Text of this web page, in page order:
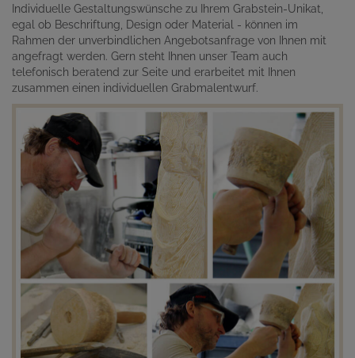
Individuelle Gestaltungswünsche zu Ihrem Grabstein-Unikat,
egal ob Beschriftung, Design oder Material - können im
Rahmen der unverbindlichen Angebotsanfrage von Ihnen mit
angefragt werden. Gern steht Ihnen unser Team auch
telefonisch beratend zur Seite und erarbeitet mit Ihnen
zusammen einen individuellen Grabmalentwurf.